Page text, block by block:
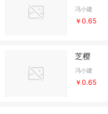
冯小建
￥0.65
芝樱
冯小建
￥0.65